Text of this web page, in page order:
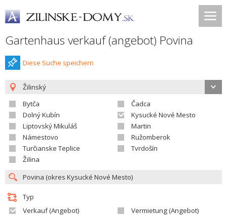
Gartenhaus verkauf (angebot) Povina
Diese Suche speichern
Žilinský
Bytča
Čadca
Dolný Kubín
Kysucké Nové Mesto
Liptovský Mikuláš
Martin
Námestovo
Ružomberok
Turčianske Teplice
Tvrdošín
Žilina
Typ
Verkauf (Angebot)
Vermietung (Angebot)